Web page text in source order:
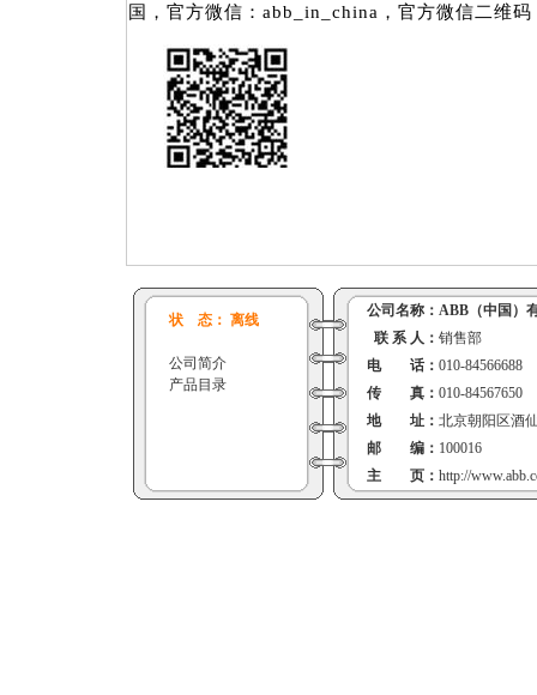
国，官方微信：abb_in_china，官方微信二维码
状 态： 离线
公司简介
产品目录
公司名称： ABB（中国）
联 系 人： 销售部
电 话： 010-84566688
传 真： 010-84567650
地 址： 北京朝阳区酒
邮 编： 100016
主 页： http://